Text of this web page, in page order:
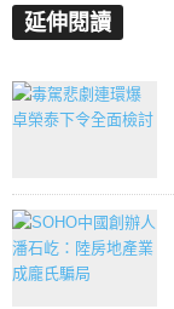
延伸閱讀